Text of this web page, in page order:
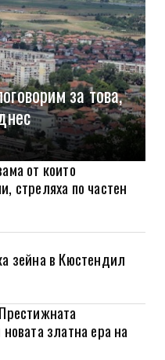
за това,
от които
стреляха по частен
зейна в Кюстендил
златна ера на